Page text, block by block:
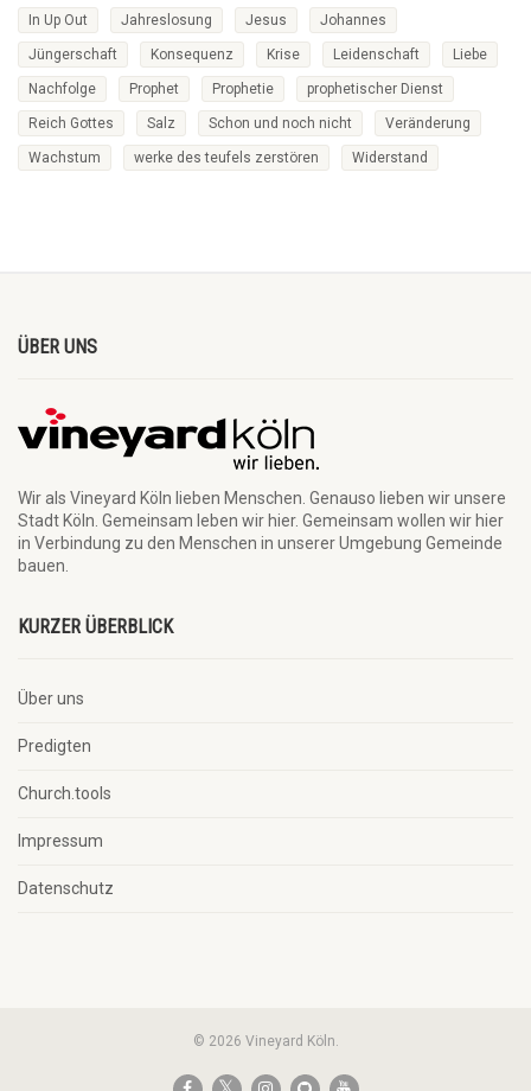
In Up Out Jahreslosung Jesus Johannes
Jüngerschaft Konsequenz Krise Leidenschaft Liebe
Nachfolge Prophet Prophetie prophetischer Dienst
Reich Gottes Salz Schon und noch nicht Veränderung
Wachstum werke des teufels zerstören Widerstand
ÜBER UNS
Wir als Vineyard Köln lieben Menschen. Genauso lieben wir unsere
Stadt Köln. Gemeinsam leben wir hier. Gemeinsam wollen wir hier
in Verbindung zu den Menschen in unserer Umgebung Gemeinde
bauen.
KURZER ÜBERBLICK
Über uns
Predigten
Church.tools
Impressum
Datenschutz
© 2026 Vineyard Köln.